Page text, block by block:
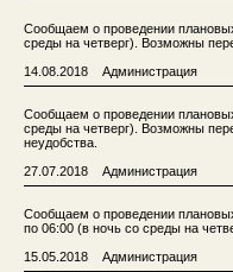
Сообщаем о проведении
среды на четверг). Возможны
14.08.2018 Администрация
Сообщаем о проведении
среды на четверг). Возможны
неудобства.
27.07.2018 Администрация
Сообщаем о проведении
по 06:00 (в ночь со среды на
15.05.2018 Администрация